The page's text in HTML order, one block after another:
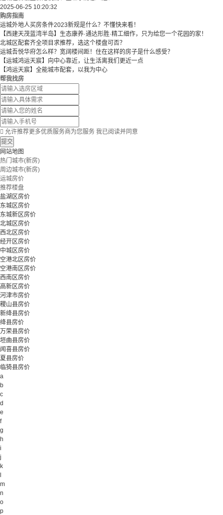
2025-06-25 10:20:32
购房指南
运城外地人买房条件2023新规是什么？不懂快来看！
【西建天茂蓝湾半岛】生态康养·通达形胜·精工细作，只为给您一个花园的家！
北城区配套齐全项目求推荐，选这个楼盘可否？
运城吾悦华府怎么样？宽阔楼间距！住在这样的房子是什么感受？
【运城鸿运天宸】向中心靠近，让生活离我们更近一点
【鸿运天宸】全能城市配套，以我为中心
帮我找房
 允许推荐更多优质服务商为您服务 我已阅读并同意
提交
网站地图
热门城市(新房)
周边城市(新房)
运城房价
推荐楼盘
盐湖区房价
东城区房价
东城新区房价
北城区房价
西北区房价
经开区房价
中城区房价
空港北区房价
空港南区房价
西南区房价
高新区房价
河津市房价
稷山县房价
新绛县房价
绛县房价
万荣县房价
垣曲县房价
闻喜县房价
夏县房价
临猗县房价
a
b
c
d
e
f
g
h
i
j
k
m
n
o
p